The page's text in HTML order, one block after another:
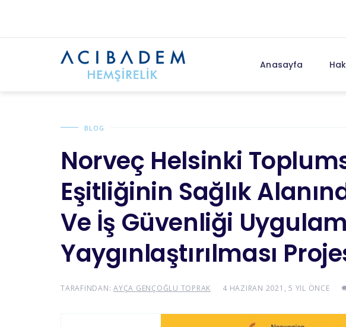
Anasayfa
BLOG
Norveç Helsinki
Eşitliğinin Sağlık
Ve İş Güvenliği
Yaygınlaştırılması
TARAFINDAN: AYÇA GENÇOĞLU TOPRAK 4 HAZIRAN 2021, 5 YIL ÖNCE